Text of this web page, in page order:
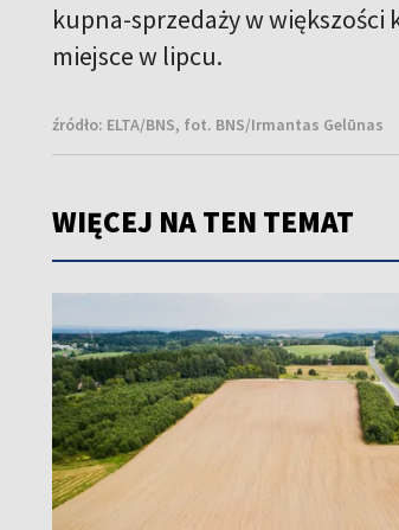
kupna-sprzedaży w większości
miejsce w lipcu.
źródło: ELTA/BNS, fot. BNS/Irmantas Gelūnas
WIĘCEJ NA TEN TEMAT